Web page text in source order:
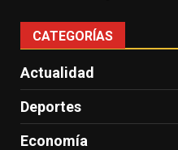
CATEGORÍAS
Actualidad
Deportes
Economía